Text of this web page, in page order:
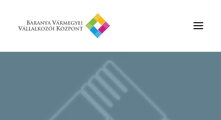
Rólunk
Szolgáltatások
Hírek